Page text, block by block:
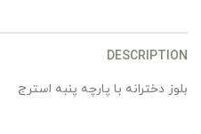
DESCRIPTION
بلوز دخترانه با پارچه پنبه استرج